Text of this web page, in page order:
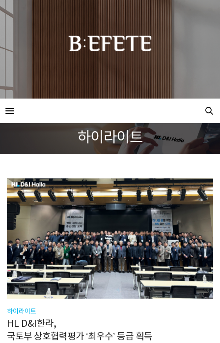
하이라이트
하이라이트
HL D&I한라,
국토부 상호협력평가 ‘최우수’ 등급 획득